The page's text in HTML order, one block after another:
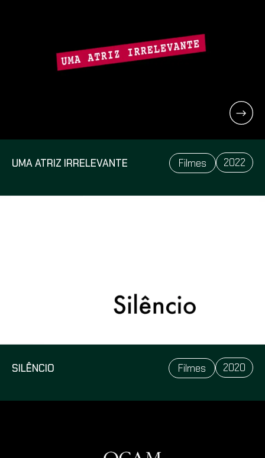
UMA ATRIZ IRRELEVANTE Filmes 2022
SILÊNCIO Filmes 2020